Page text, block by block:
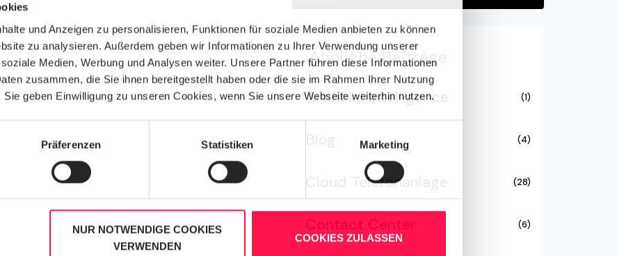
und Anzeigen zu personalisieren, Funktionen für soziale Medien anbieten zu können
zu analysieren. Außerdem geben wir Informationen zu Ihrer Verwendung unserer
Medien, Werbung und Analysen weiter. Unsere Partner führen diese Informationen
zusammen, die Sie ihnen bereitgestellt haben oder die sie im Rahmen Ihrer Nutzung
geben Einwilligung zu unseren Cookies, wenn Sie unsere Webseite weiterhin nutzen.
Präferenzen Statistiken Marketing
NUR NOTWENDIGE COOKIES
VERWENDEN
COOKIES ZULASSEN
ÄhnlicheBeiträge
Artificial Intelligence (1)
(4)
Cloud Telefonanlage (28)
(6)